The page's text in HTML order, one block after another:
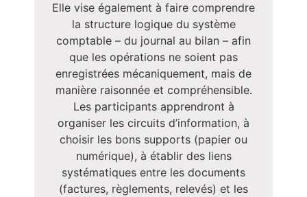
Elle vise également à faire comprendre
la structure logique du système
comptable – du journal au bilan – afin
que les opérations ne soient pas
enregistrées mécaniquement, mais de
manière raisonnée et compréhensible.
Les participants apprendront à
organiser les circuits d’information, à
choisir les bons supports (papier ou
numérique), à établir des liens
systématiques entre les documents
(factures, règlements, relevés) et les